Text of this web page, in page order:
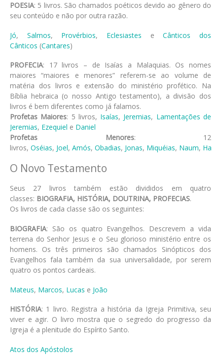
POESIA: 5 livros. São chamados poéticos devido ao gênero do
seu conteúdo e não por outra razão.
Jó, Salmos, Provérbios, Eclesiastes eCânticos dos
Cânticos (Cantares)
PROFECIA: 17 livros – de Isaías a Malaquias. Os nomes
maiores “maiores e menores” referem-se ao volume de
matéria dos livros e extensão do ministério profético. Na
Bíblia hebraica (o nosso Antigo testamento), a divisão dos
livros é bem diferentes como já falamos.
Profetas Maiores: 5 livros, Isaías, Jeremias, Lamentações de
Jeremias, Ezequiel e Daniel
Profetas Menores: 12
livros, Oséias, Joel, Amós, Obadias, Jonas, Miquéias, Naum,
O Novo Testamento
Seus 27 livros também estão divididos em quatro
classes: BIOGRAFIA, HISTÓRIA, DOUTRINA, PROFECIAS.
Os livros de cada classe são os seguintes:
BIOGRAFIA: São os quatro Evangelhos. Descrevem a vida
terrena do Senhor Jesus e o Seu glorioso ministério entre os
homens. Os três primeiros são chamados Sinópticos dos
Evangelhos fala também da sua universalidade, por serem
quatro os pontos cardeais.
Mateus, Marcos, Lucas e João
HISTÓRIA: 1 livro. Registra a história da Igreja Primitiva, seu
viver e agir. O livro mostra que o segredo do progresso da
Igreja é a plenitude do Espírito Santo.
Atos dos Apóstolos